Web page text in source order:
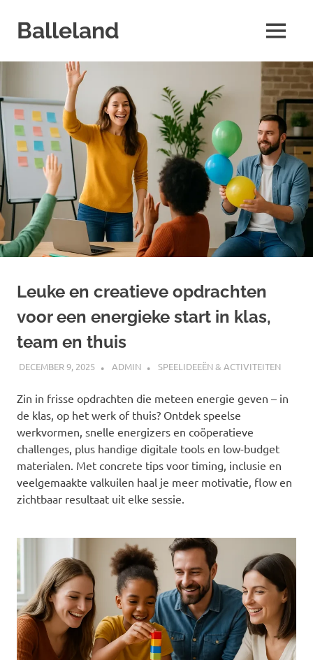
contentBalleland MENU
Leuke en creatieve opdrachten
voor een energieke start in klas,
team en thuis
DECEMBER 9, 2025 ADMIN SPEELIDEEËN & ACTIVITEITEN
Zin in frisse opdrachten die meteen energie geven – in
de klas, op het werk of thuis? Ontdek speelse
werkvormen, snelle energizers en coöperatieve
challenges, plus handige digitale tools en low-budget
materialen. Met concrete tips voor timing, inclusie en
veelgemaakte valkuilen haal je meer motivatie, flow en
zichtbaar resultaat uit elke sessie.